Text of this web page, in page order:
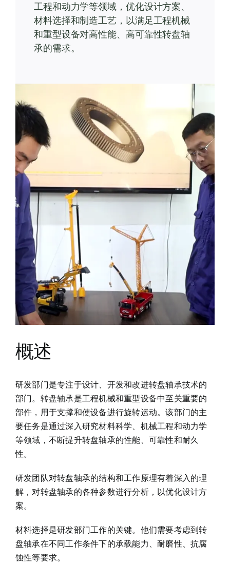
工程和动力学等领域，优化设计方案、
材料选择和制造工艺，以满足工程机械
和重型设备对高性能、高可靠性转盘轴
承的需求。
概述
研发部门是专注于设计、开发和改进转盘轴承技术的
部门。转盘轴承是工程机械和重型设备中至关重要的
部件，用于支撑和使设备进行旋转运动。该部门的主
要任务是通过深入研究材料科学、机械工程和动力学
等领域，不断提升转盘轴承的性能、可靠性和耐久
性。
研发团队对转盘轴承的结构和工作原理有着深入的理
解，对转盘轴承的各种参数进行分析，以优化设计方
案。
材料选择是研发部门工作的关键。他们需要考虑到转
盘轴承在不同工作条件下的承载能力、耐磨性、抗腐
蚀性等要求。